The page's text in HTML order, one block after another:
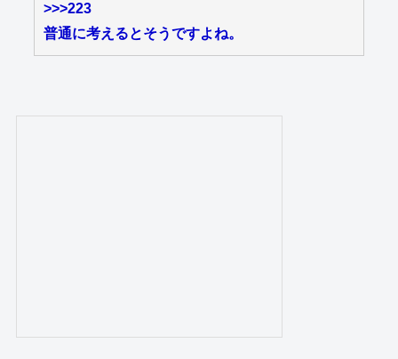
>>>223
普通に考えるとそうですよね。